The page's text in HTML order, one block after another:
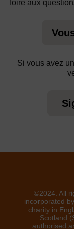
foire aux
Si vous avez
©2024. All
incorporated
charity in
Scotland
authorised